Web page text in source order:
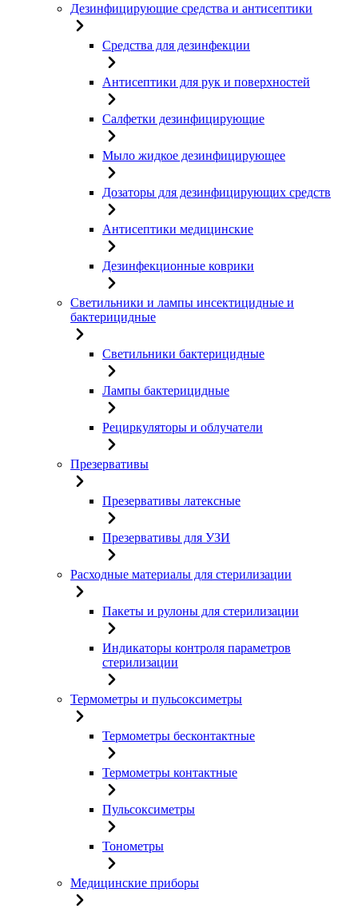
Дезинфицирующие средства и антисептики
Средства для дезинфекции
Антисептики для рук и поверхностей
Салфетки дезинфицирующие
Мыло жидкое дезинфицирующее
Дозаторы для дезинфицирующих средств
Антисептики медицинские
Дезинфекционные коврики
Светильники и лампы инсектицидные и
бактерицидные
Светильники бактерицидные
Лампы бактерицидные
Рециркуляторы и облучатели
Презервативы
Презервативы латексные
Презервативы для УЗИ
Расходные материалы для стерилизации
Пакеты и рулоны для стерилизации
Индикаторы контроля параметров
стерилизации
Термометры и пульсоксиметры
Термометры бесконтактные
Термометры контактные
Пульсоксиметры
Тонометры
Медицинские приборы